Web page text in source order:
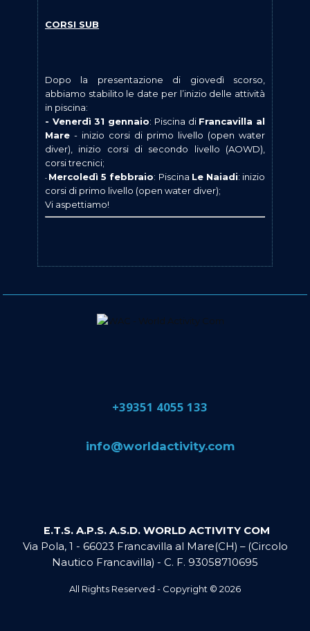
CORSI SUB
Dopo la presentazione di giovedì scorso,
abbiamo stabilito le date per l’inizio delle attività
in piscina:
- Venerdì 31 gennaio: Piscina di Francavilla al
Mare - inizio corsi di primo livello (open water
diver), inizio corsi di secondo livello (AOWD),
corsi trecnici;
- Mercoledì 5 febbraio: Piscina Le Naiadi: inizio
corsi di primo livello (open water diver);
Vi aspettiamo!
​+39351 4055 133
​info@​worldactivity.com
E.T.S. A.P.S. A.S.D. WORLD ACTIVITY COM
Via Pola, 1 - 66023 Francavilla al Mare(CH) – (Circolo
Nautico Francavilla) - C. F. 93058710695
All Rights Reserved - Copyright © 2026